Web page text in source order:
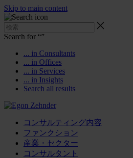
Skip to main content
Search for “”
... in Consultants
... in Offices
... in Services
... in Insights
Search all results
コンサルティング内容
ファンクション
産業・セクター
コンサルタント